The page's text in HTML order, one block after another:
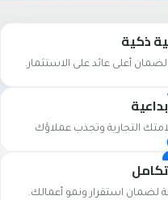
ذكية
أعلى عائد على الاستثمار.
التجارية وتجذب عملاؤك
لضمان استقرار ونمو أعمالك.